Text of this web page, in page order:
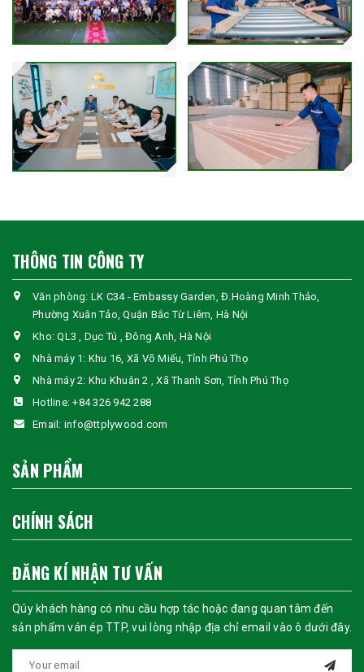
THÔNG TIN CÔNG TY
Văn phòng: LK C34 - Embassy Garden, Đ.Hoàng Minh Thảo,
Phường Xuân Tảo, Quận Bắc Từ Liêm, Hà Nội
Kho: QL3 , Dục Tú , Đông Anh, Hà Nội
Nhà máy 1: Khu 16, Xã Võ Miếu, Tỉnh Phú Thọ
Nhà máy 2: Khu Khuân 2 , Xã Thanh Sơn, Tỉnh Phú Thọ
Hotline:+84 326 942 288
Email: info@ttplywood.com
SẢN PHẨM
CHÍNH SÁCH
ĐĂNG KÍ NHẬN TƯ VẤN
Qúy khách hàng có nhu cầu hợp tác hoặc đang quan tâm đến
sản phẩm ván ép TTP, vui lòng nhập địa chỉ email vào ô dưới đây.